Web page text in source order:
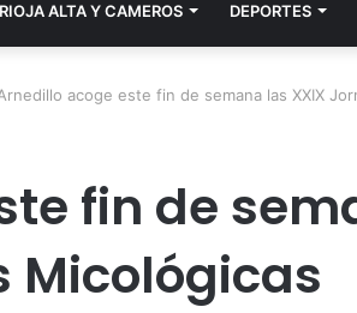
RIOJA ALTA Y CAMEROS DEPORTES
acoge este fin de semana las XXIX
fin de
Micológicas